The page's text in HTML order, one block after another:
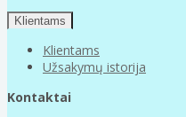
Klientams
Klientams
Užsakymų istorija
Kontaktai